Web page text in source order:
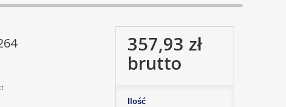
357,93 zł
brutto
Ilość